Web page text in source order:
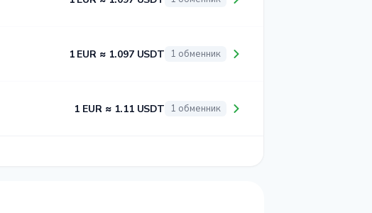
1 EUR ≈ 1.097 USDT 1 обменник
1 EUR ≈ 1.11 USDT 1 обменник